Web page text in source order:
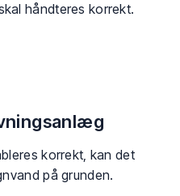
håndteres korrekt.
korrekt, kan det
på grunden.